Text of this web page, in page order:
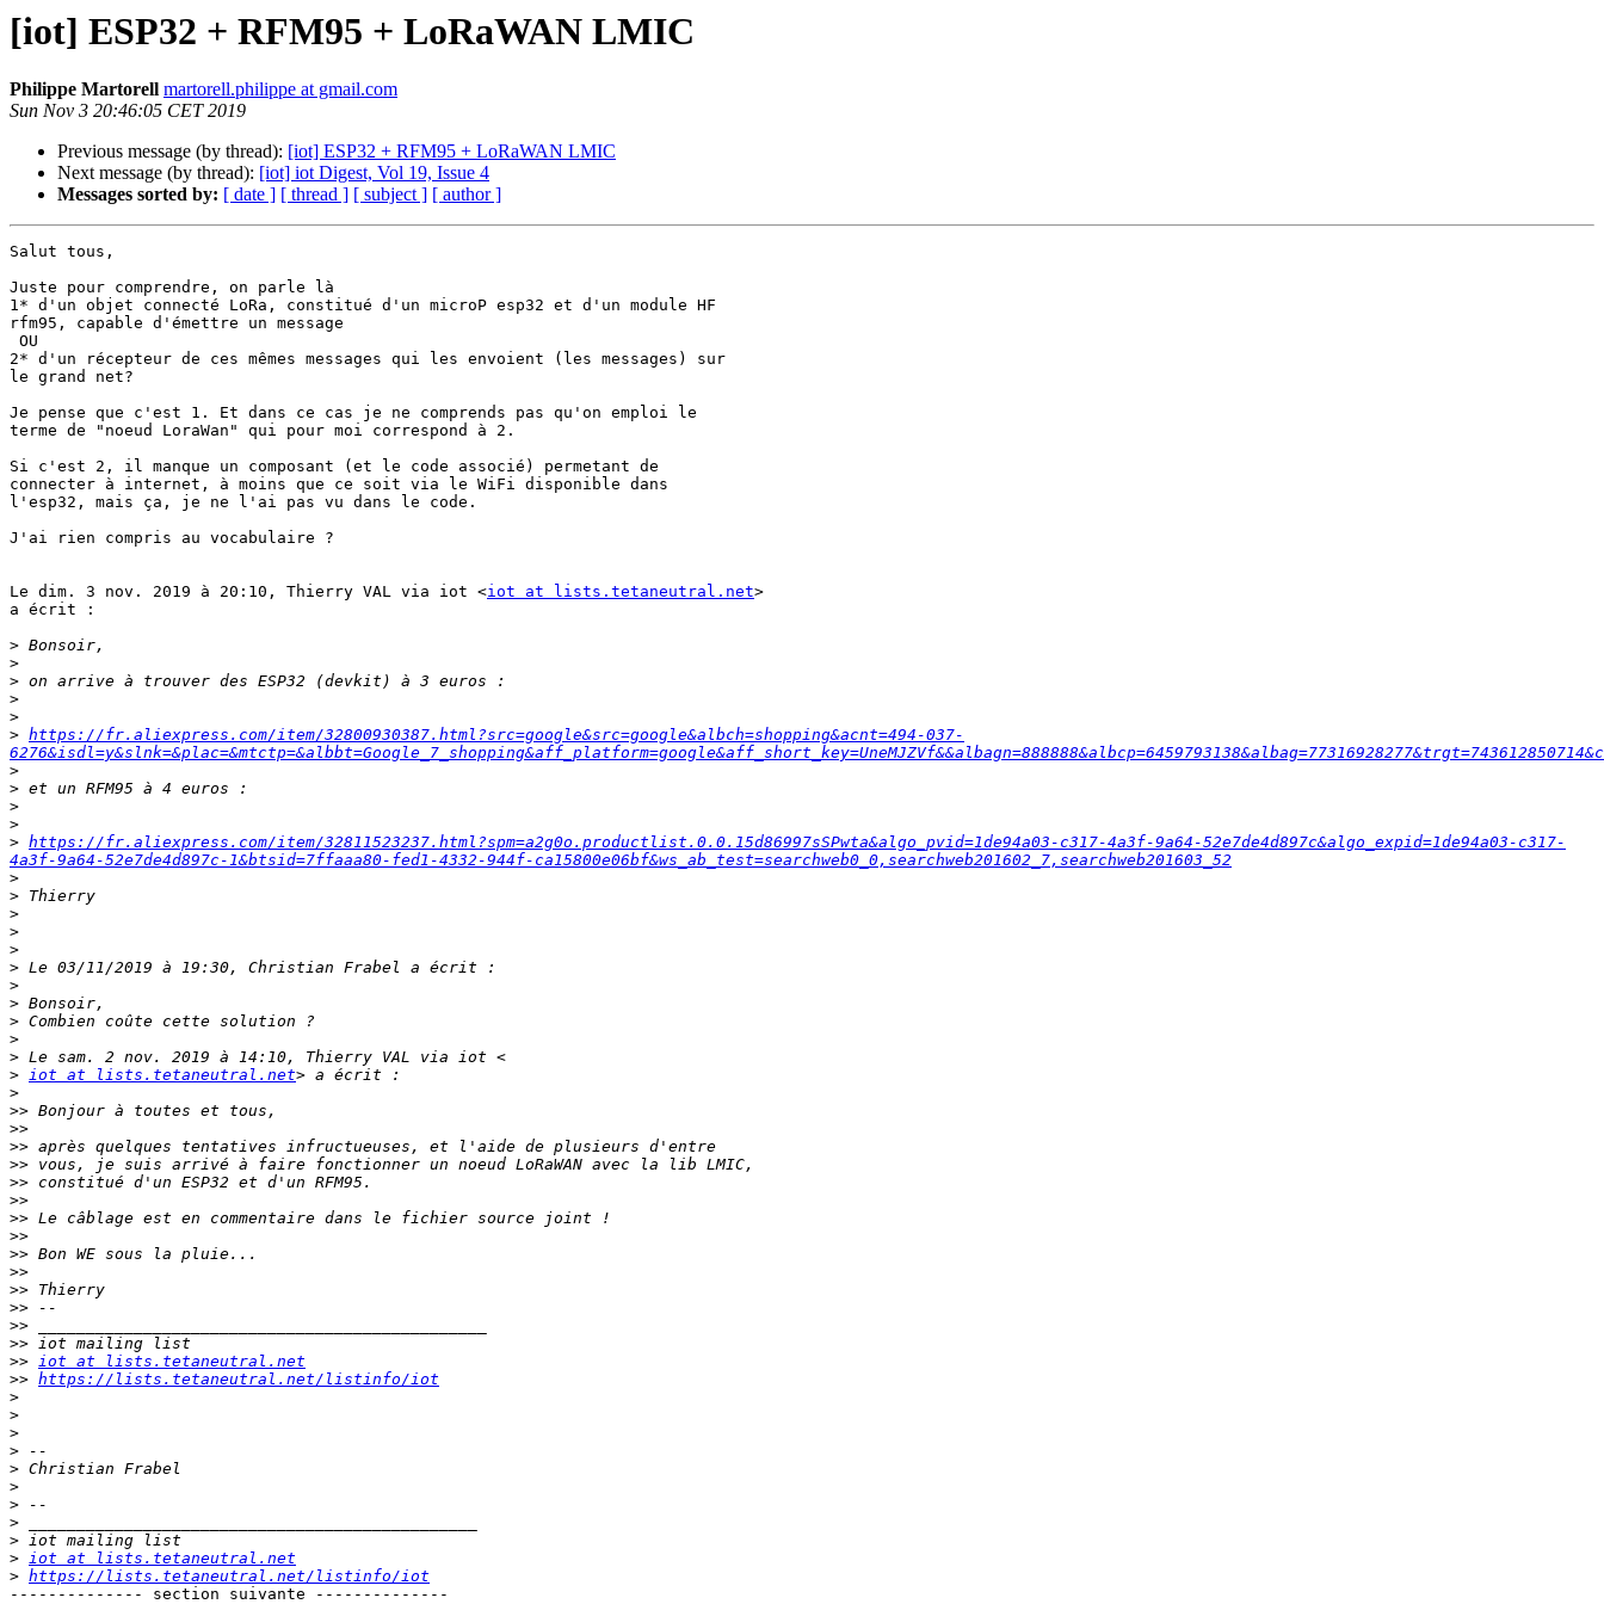
[iot] ESP32 + RFM95 + LoRaWAN LMIC
Philippe Martorell martorell.philippe at gmail.com
Sun Nov 3 20:46:05 CET 2019
Previous message (by thread): [iot] ESP32 + RFM95 + LoRaWAN LMIC
Next message (by thread): [iot] iot Digest, Vol 19, Issue 4
Messages sorted by: [ date ] [ thread ] [ subject ] [ author ]
Salut tous,
Juste pour comprendre, on parle là
1* d'un objet connecté LoRa, constitué d'un microP esp32 et d'un module HF
rfm95, capable d'émettre un message
2* d'un récepteur de ces mêmes messages qui les envoient (les messages) sur
le grand net?
Je pense que c'est 1. Et dans ce cas je ne comprends pas qu'on emploi le
terme de "noeud LoraWan" qui pour moi correspond à 2.
Si c'est 2, il manque un composant (et le code associé) permetant de
connecter à internet, à moins que ce soit via le WiFi disponible dans
l'esp32, mais ça, je ne l'ai pas vu dans le code.
J'ai rien compris au vocabulaire ?
Le dim. 3 nov. 2019 à 20:10, Thierry VAL via iot <iot at lists.tetaneutral.net>
a écrit :
>
>
>
>
>
> https://fr.aliexpress.com/item/32800930387.html?src=google&src=google&albch=shopping&acnt=494-037-
>
>
>
>
> https://fr.aliexpress.com/item/32811523237.html?spm=a2g0o.productlist.0.0.15d86997sSPwta&algo_pvid=1de94a03-c317-4a3f-9a64-52e7de4d897c&algo_expid=1de94a03-c317-
4a3f-9a64-52e7de4d897c-1&btsid=7ffaaa80-fed1-4332-944f-ca15800e06bf&ws_ab_test=searchweb0_0,searchweb201602_7,searchweb201603_52
>
>
>
>
>
>
>
>
>
>
>
> iot at lists.tetaneutral.net
>
>>
>>
>>
>>
>>
>>
>>
>>
>>
>>
>>
>>
>>
>>
>> iot at lists.tetaneutral.net
>> https://lists.tetaneutral.net/listinfo/iot
>
>
>
>
>
>
>
>
>
> iot at lists.tetaneutral.net
> https://lists.tetaneutral.net/listinfo/iot
-------------- section suivante --------------